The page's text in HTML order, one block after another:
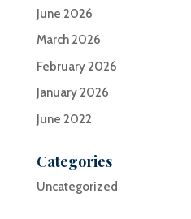
June 2026
March 2026
February 2026
January 2026
June 2022
Categories
Uncategorized